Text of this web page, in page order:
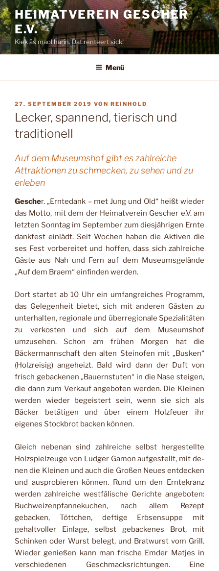
Zum
Inhalt
springen
HEIMATVEREIN GESCHER
E.V.
Kiek äs maol harin. Dat renteert sick!
Menü
VERÖFFENTLICHT
AM
27. SEPTEMBER 2019 VON REINHOLD
Lecker, spannend, tierisch und
traditionell
Auf dem Museumshof gibt es zahlreiche
Attraktionen zu schmecken, zu sehen und zu
erleben
Gescher. „Erntedank – met Jung und Old“ heißt wieder
das Motto, mit dem der Hei­mat­verein Gescher e.V. am
letzten Sonntag im September zum diesjährigen Ernte­
dankfest einlädt. Seit Wo­chen haben die Aktiven die­
ses Fest vorbereitet und hof­fen, dass sich zahlreiche
Gäste aus Nah und Fern auf dem Museumsgelände
„Aufdem Braem“ einfinden wer­den.
Dort startet ab 10 Uhr ein umfangreiches Programm,
das Gelegenheit bietet, sich mit anderen Gästen zu
unterhalten, regionale und überregionale Spezialitäten
zu verkosten und sich auf dem Museumshof
umzusehen. Schon am frühen Mor­gen hat die
Bäckermannschaft den alten Steinofen mit „Busken“
(Holzreisig) angeheizt. Bald wird dann der Duft von
frisch gebackenen „Bauernstuten“ in die Nase steigen,
die dann zum Verkauf angeboten werden. Die Kleinen
werden wieder begeistert sein, wenn sie sich als
Bäcker betätigen und über einem Holzfeuer ihr
eigenes Stockbrot backen können.
Gleich nebenan sind zahl­reiche selbst hergestellte
Holzspielzeuge von Ludger Gamon aufgestellt, mit de­
nen die Kleinen und auch die Großen Neues entdecken
und ausprobieren können. Rund um den Erntekranz
werden zahlreiche westfäli­sche Gerichte angeboten:
Buchweizenpfannekuchen, nach allem Rezept
gebacken, Töttchen, deftige Erbsensup­pe mit
gehaltvoller Einlage, selbst gebackenes Brot, mit
Schinken oder Wurst belegt, und Bratwurst vom Grill.
Wieder genießen kann man frische Emder Matjes in
ver­schiedenen Geschmacks­richtungen. Eine